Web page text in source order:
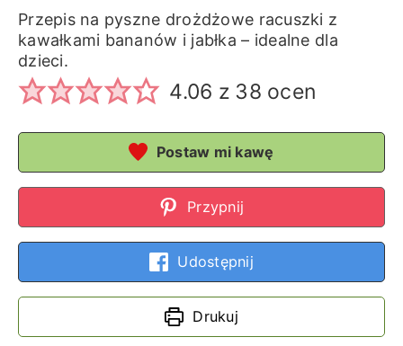
Przepis na pyszne drożdżowe racuszki z
kawałkami bananów i jabłka – idealne dla
dzieci.
4.06 z 38 ocen
Postaw mi kawę
Przypnij
Udostępnij
Drukuj